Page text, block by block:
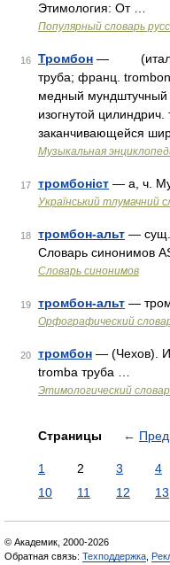
Этимология: От …
Популярный словарь
16 Тромбон — (итал.
труба; франц.
медный мундштучный
изогнутой цилиндрич.
заканчивающейся
Музыкальная
17 тромбоніст — а, ч.
Український тлумачний
18 тромбон-альт —
Словарь синонимов
Словарь синонимов
19 тромбон-альт —
Орфографический
20 тромбон — (Чехов).
tromba труба …
Этимологический
Страницы ←
1 2 3 4
10
11 12 13
© Академик, 2000-2026
Обратная связь: Техподдержка